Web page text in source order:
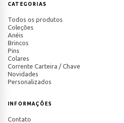
CATEGORIAS
Todos os produtos
Coleções
Anéis
Brincos
Pins
Colares
Corrente Carteira / Chave
Novidades
Personalizados
INFORMAÇÕES
Contato